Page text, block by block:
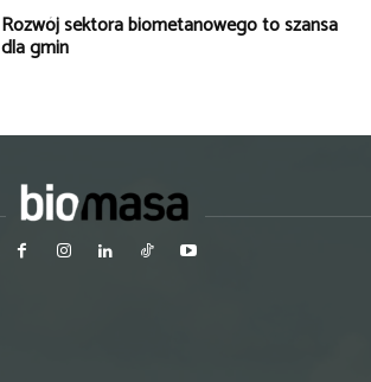
Rozwój sektora biometanowego to szansa
dla gmin